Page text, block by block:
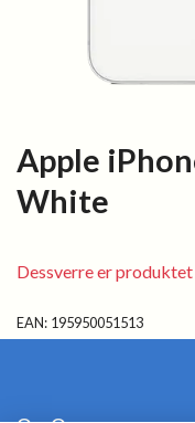
Apple
White
Dessverre er
EAN: 195950051513